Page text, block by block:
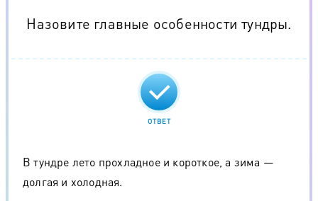
Назовите главные особенности тундры.
ОТВЕТ
В тундре лето прохладное и короткое, а зима —
долгая и холодная.